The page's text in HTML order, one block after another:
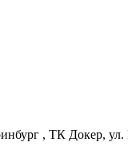
, ТК Докер, ул.